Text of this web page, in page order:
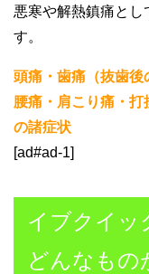
悪寒や解熱鎮痛とし
す。
頭痛・歯痛（抜歯後
腰痛・肩こり痛・
の諸症状
[ad#ad-1]
イブクイッ
どんなもの